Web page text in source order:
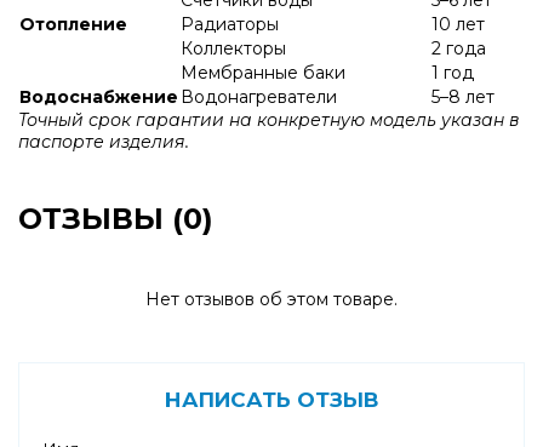
Отопление
Радиаторы
10 лет
Коллекторы
2 года
Мембранные баки
1 год
Водоснабжение Водонагреватели
5–8 лет
Точный срок гарантии на конкретную модель указан в
паспорте изделия.
ОТЗЫВЫ (0)
Нет отзывов об этом товаре.
НАПИСАТЬ ОТЗЫВ